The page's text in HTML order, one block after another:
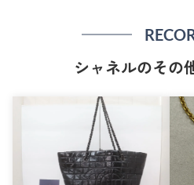
シャネルのその